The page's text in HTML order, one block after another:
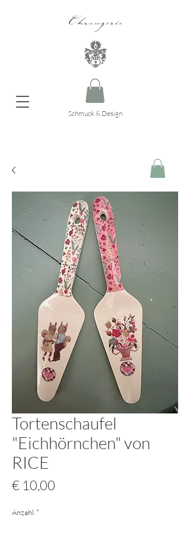
Ohrangerie
Schmuck & Design
Tortenschaufel
"Eichhörnchen" von
RICE
€ 10,00
Anzahl *